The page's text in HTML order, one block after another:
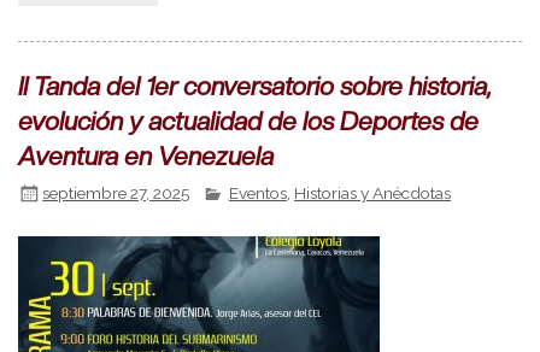
II Tanda del 1er conversatorio sobre historia,
evolución y actualidad de los Deportes de
Aventura en Venezuela
septiembre 27, 2025 Eventos Historias y Anécdotas